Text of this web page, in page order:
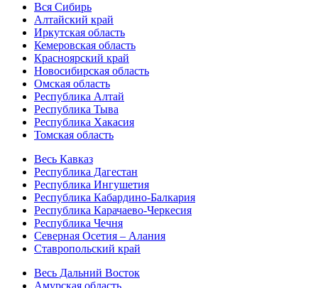
Вся Сибирь
Алтайский край
Иркутская область
Кемеровская область
Красноярский край
Новосибирская область
Омская область
Республика Алтай
Республика Тыва
Республика Хакасия
Томская область
Весь Кавказ
Республика Дагестан
Республика Ингушетия
Республика Кабардино-Балкария
Республика Карачаево-Черкесия
Республика Чечня
Северная Осетия – Алания
Ставропольский край
Весь Дальний Восток
Амурская область